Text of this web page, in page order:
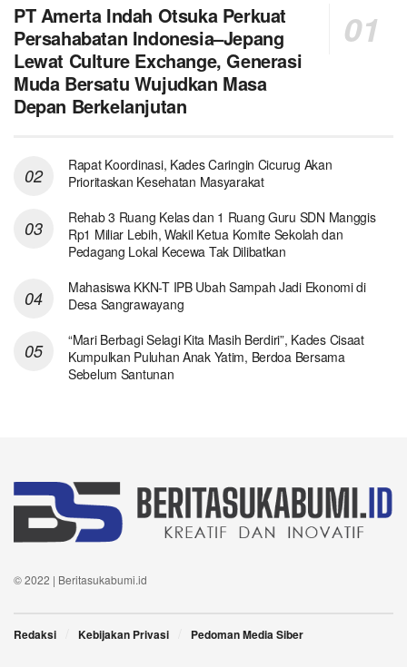
PT Amerta Indah Otsuka Perkuat
Persahabatan Indonesia–Jepang
Lewat Culture Exchange, Generasi
Muda Bersatu Wujudkan Masa
Depan Berkelanjutan
Rapat Koordinasi, Kades Caringin Cicurug Akan
Prioritaskan Kesehatan Masyarakat
Rehab 3 Ruang Kelas dan 1 Ruang Guru SDN Manggis
Rp1 Miliar Lebih, Wakil Ketua Komite Sekolah dan
Pedagang Lokal Kecewa Tak Dilibatkan
Mahasiswa KKN-T IPB Ubah Sampah Jadi Ekonomi di
Desa Sangrawayang
“Mari Berbagi Selagi Kita Masih Berdiri”, Kades Cisaat
Kumpulkan Puluhan Anak Yatim, Berdoa Bersama
Sebelum Santunan
© 2022 | Beritasukabumi.id
Redaksi Kebijakan Privasi Pedoman Media Siber